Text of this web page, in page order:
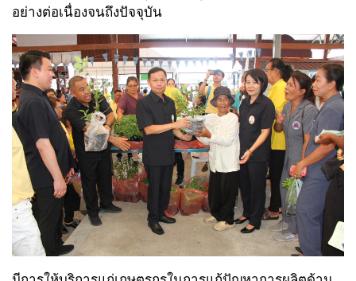
อย่างต่อเนื่องจนถึงปัจจุบัน